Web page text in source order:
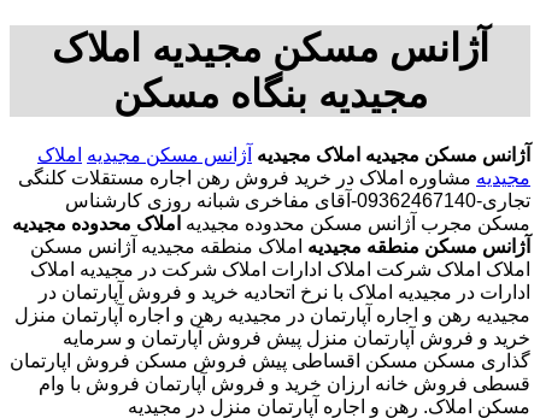
آژانس مسکن مجیدیه املاک
مجیدیه بنگاه مسکن
آژانس مسکن مجیدیه املاک مجیدیه آژانس مسکن مجیدیه املاک
مجیدیه مشاوره املاک در خرید فروش رهن اجاره مستقلات کلنگی
تجاری-09362467140-آقای مفاخری شبانه روزی کارشناس
مسکن مجرب آژانس مسکن محدوده مجیدیه املاک محدوده مجیدیه
آژانس مسکن منطقه مجیدیه املاک منطقه مجیدیه آژانس مسکن
املاک املاک شرکت املاک ادارات املاک شرکت در مجیدیه املاک
ادارات در مجیدیه املاک با نرخ اتحادیه خرید و فروش آپارتمان در
مجیدیه رهن و اجاره آپارتمان در مجیدیه رهن و اجاره آپارتمان منزل
خرید و فروش آپارتمان منزل پیش فروش آپارتمان و سرمایه
گذاری مسکن مسکن اقساطی پیش فروش مسکن فروش اپارتمان
قسطی فروش خانه ارزان خرید و فروش آپارتمان فروش با وام
مسکن املاک. رهن و اجاره آپارتمان منزل در مجیدیه